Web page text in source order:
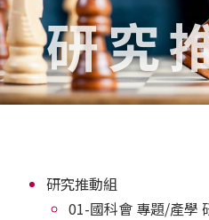
研究
研究推動組
01-國科會 專題/產學